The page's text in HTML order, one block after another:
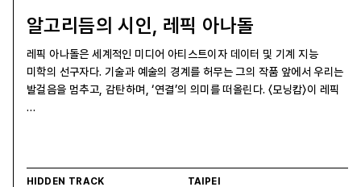
알고리듬의 시인, 레픽 아나돌
레픽 아나돌은 세계적인 미디어 아티스트이자 데이터 및 기계 지능
미학의 선구자다. 기술과 예술의 경계를 허무는 그의 작품 앞에서 우리는
발걸음을 멈추고, 감탄하며, ‘연결’의 의미를 떠올린다. 〈모닝캄〉이 레픽
…
HIDDEN TRACK TAIPEI